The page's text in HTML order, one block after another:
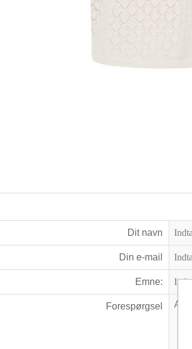
Dit navn
Din e-mail
Emne:
Forespørgsel